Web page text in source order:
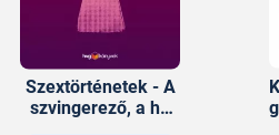
Szextörténetek - A
szvingerező, a hű